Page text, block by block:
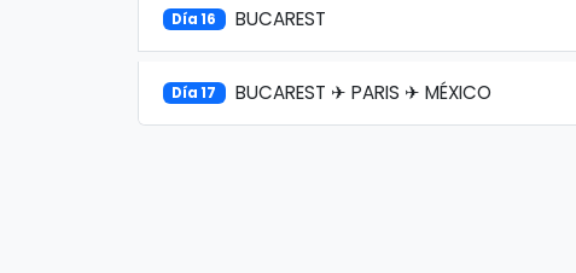
Día 16 BUCAREST
Día 17 BUCAREST ✈ PARIS ✈ MÉXICO